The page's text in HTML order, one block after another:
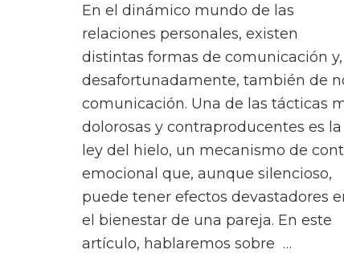
En el dinámico mundo de las
relaciones personales, existen
distintas formas de comunicación y,
desafortunadamente, también de
comunicación. Una de las tácticas
dolorosas y contraproducentes es la
ley del hielo, un mecanismo de
emocional que, aunque silencioso,
puede tener efectos devastadores
el bienestar de una pareja. En este
artículo, hablaremos sobre …